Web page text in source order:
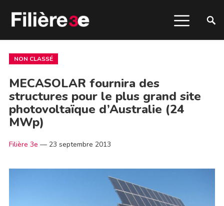
NON CLASSÉ
MECASOLAR fournira des
structures pour le plus grand site
photovoltaïque d’Australie (24
MWp)
Filière 3e — 23 septembre 2013